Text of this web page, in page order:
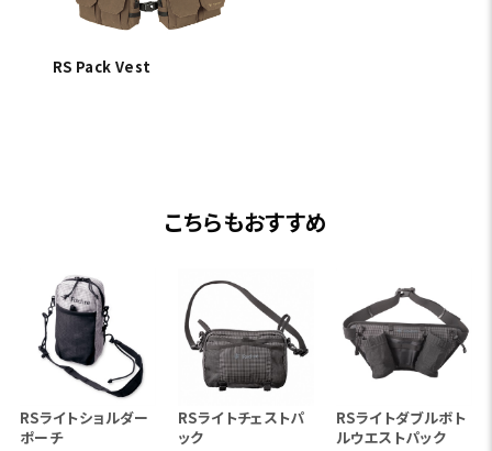
RS Pack Vest
こちらもおすすめ
RSライトショルダー
ポーチ
RSライトチェストパ
ック
RSライトダブルボト
ルウエストパック